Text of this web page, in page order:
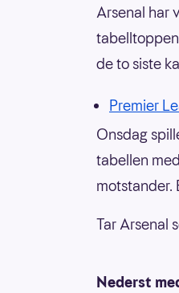
Arsenal har
de to siste
Premier
Onsdag
tabellen
motstander.
Tar Arsenal
Nederst